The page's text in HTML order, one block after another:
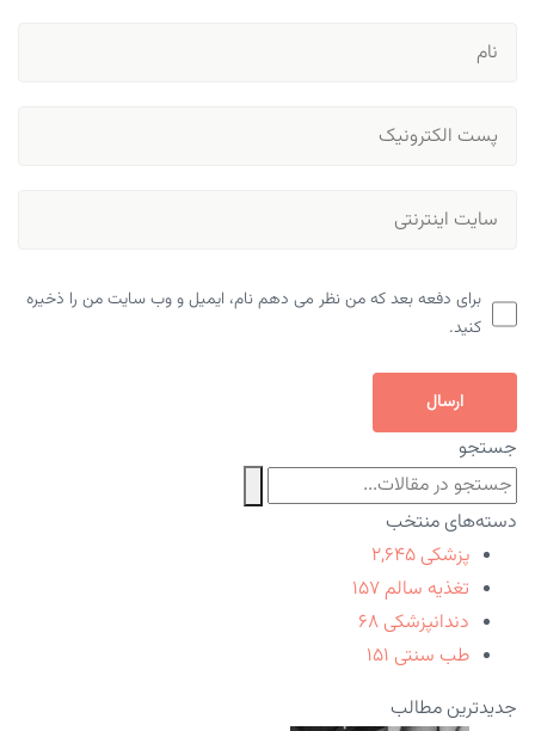
برای دفعه بعد که من نظر می دهم نام، ایمیل و وب سایت من را ذخیره
کنید.
ارسال
جستجو
دسته‌های منتخب
پزشکی ۲,۶۴۵
تغذیه سالم ۱۵۷
دندانپزشکی ۶۸
طب سنتی ۱۵۱
جدیدترین مطالب